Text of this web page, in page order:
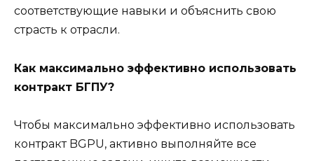
соответствующие навыки и объяснить свою
страсть к отрасли.
Как максимально эффективно использовать
контракт БГПУ?
Чтобы максимально эффективно использовать
контракт BGPU, активно выполняйте все